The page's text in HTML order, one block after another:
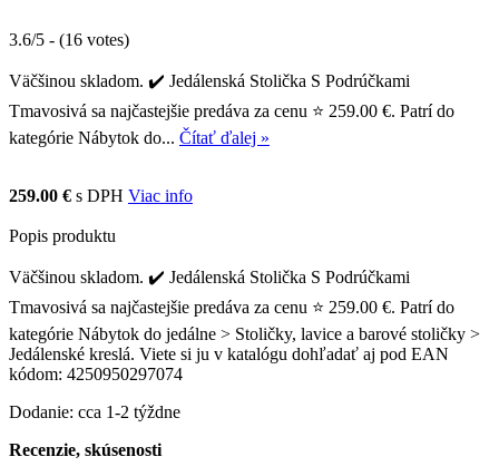
3.6/5 - (16 votes)
Väčšinou skladom. ✔️ Jedálenská Stolička S Podrúčkami
Tmavosivá sa najčastejšie predáva za cenu ⭐ 259.00 €. Patrí do
kategórie Nábytok do... Čítať ďalej »
259.00 € s DPH Viac info
Popis produktu
Väčšinou skladom. ✔️ Jedálenská Stolička S Podrúčkami
Tmavosivá sa najčastejšie predáva za cenu ⭐ 259.00 €. Patrí do
kategórie Nábytok do jedálne > Stoličky, lavice a barové stoličky >
Jedálenské kreslá. Viete si ju v katalógu dohľadať aj pod EAN
kódom: 4250950297074
Dodanie: cca 1-2 týždne
Recenzie, skúsenosti